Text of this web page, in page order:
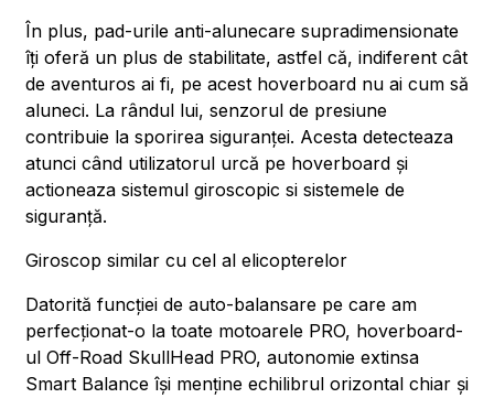
În plus, pad-urile anti-alunecare supradimensionate
îți oferă un plus de stabilitate, astfel că, indiferent cât
de aventuros ai fi, pe acest hoverboard nu ai cum să
aluneci. La rândul lui, senzorul de presiune
contribuie la sporirea siguranței. Acesta detecteaza
atunci când utilizatorul urcă pe hoverboard și
actioneaza sistemul giroscopic si sistemele de
siguranță.
Giroscop similar cu cel al elicopterelor
Datorită funcției de auto-balansare pe care am
perfecționat-o la toate motoarele PRO, hoverboard-
ul Off-Road SkullHead PRO, autonomie extinsa
Smart Balance își menține echilibrul orizontal chiar și